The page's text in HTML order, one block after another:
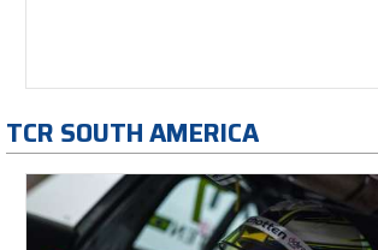
TCR SOUTH AMERICA